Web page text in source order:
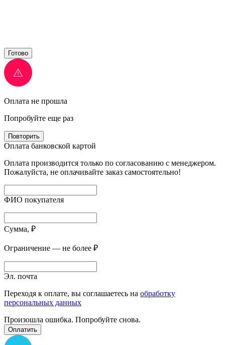
Готово
Оплата не прошла
Попробуйте еще раз
Повторить
Оплата банковской картой
Оплата производится только по согласованию с менеджером.
Пожалуйста, не оплачивайте заказ самостоятельно!
ФИО покупателя
Сумма, ₽
Ограничение — не более ₽
Эл. почта
Переходя к оплате, вы соглашаетесь на обработку
персональных данных
Произошла ошибка. Попробуйте снова.
Оплатить